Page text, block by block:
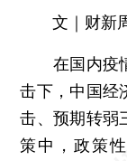
文｜财新
在国内疫情
击下，中国经
击、预期转弱
策中，政策